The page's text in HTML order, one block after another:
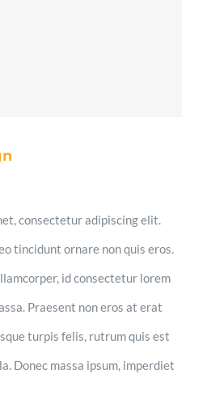
consectetur adipiscing elit.
tincidunt ornare non quis eros.
id consectetur lorem
Praesent non eros at erat
turpis felis, rutrum quis est
Donec massa ipsum, imperdiet